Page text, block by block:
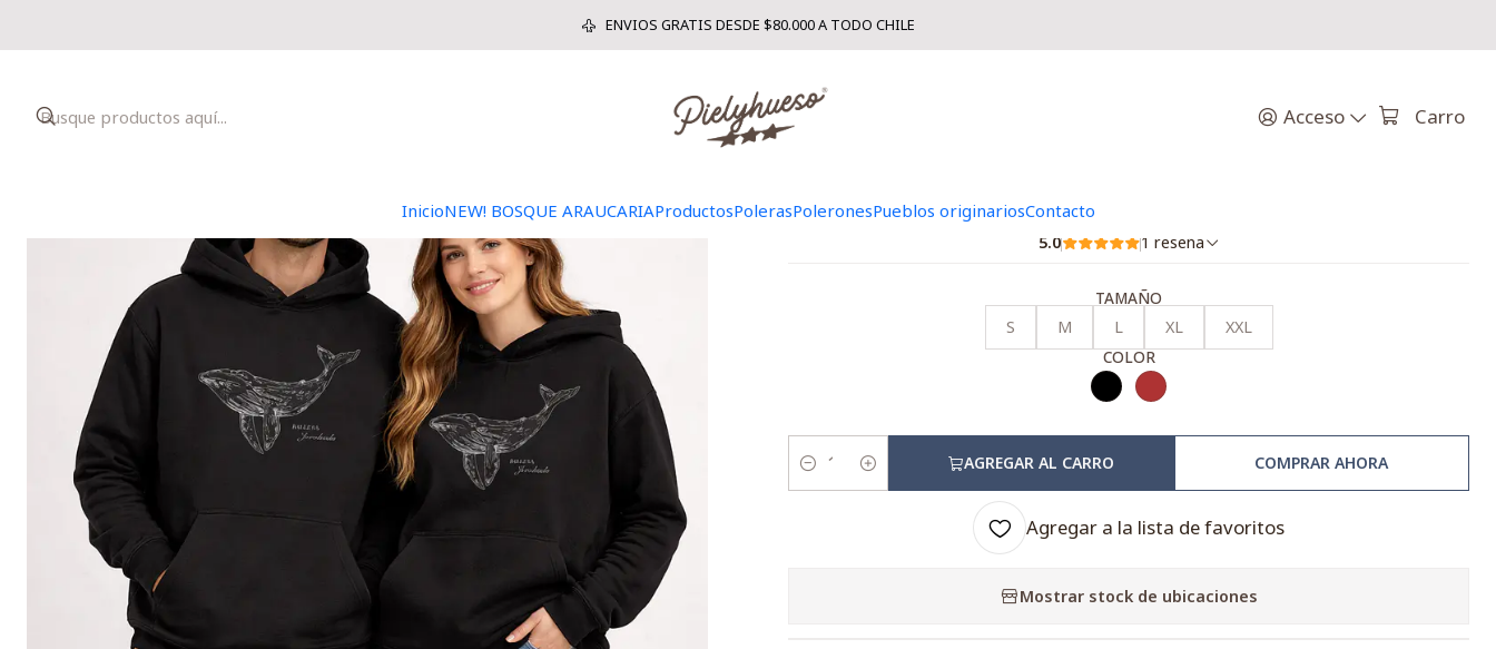
Acceso Carro
InicioNEW! BOSQUE ARAUCARIAProductosPolerasPoleronesPueblos originariosContacto
ENVIOS GRATIS DESDE $80.000 A TODO CHILE
Inicio POLERON POLERON BALLENA JOROBADA
POLERON BALLENA
JOROBADA
5.0 1 reseña
TAMAÑO
S
M L XL
XXL
COLOR
Cantidad
AGREGAR AL CARRO COMPRAR AHORA
Agregar a la lista de favoritos
Mostrar stock de ubicaciones